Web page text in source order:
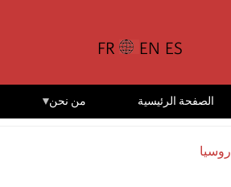
الصفحة الرئيسية من نحن
روسیا